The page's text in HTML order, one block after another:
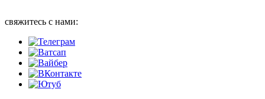
свяжитесь с нами: